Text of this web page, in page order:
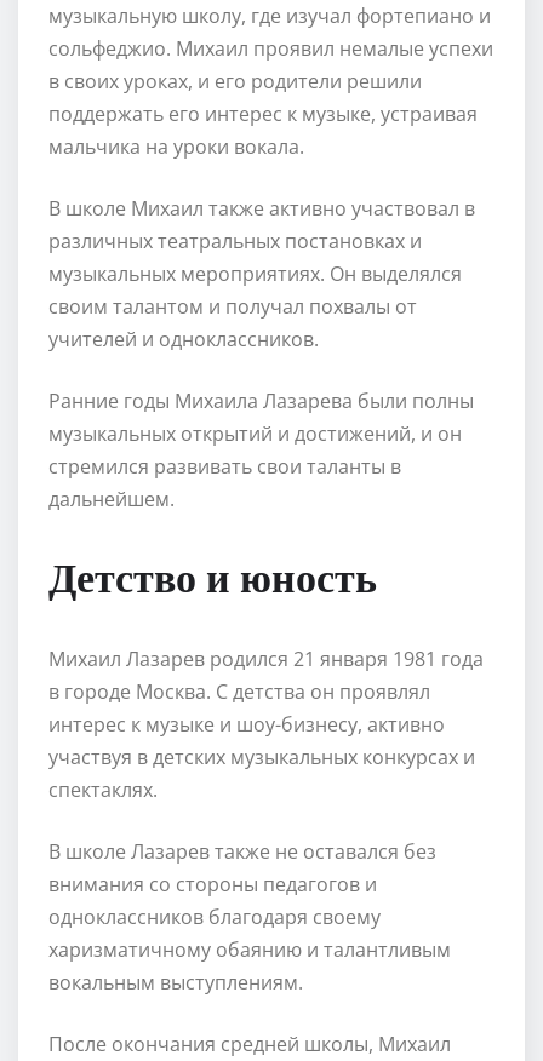
музыкальную школу, где изучал фортепиано и
сольфеджио. Михаил проявил немалые успехи
в своих уроках, и его родители решили
поддержать его интерес к музыке, устраивая
мальчика на уроки вокала.
В школе Михаил также активно участвовал в
различных театральных постановках и
музыкальных мероприятиях. Он выделялся
своим талантом и получал похвалы от
учителей и одноклассников.
Ранние годы Михаила Лазарева были полны
музыкальных открытий и достижений, и он
стремился развивать свои таланты в
дальнейшем.
Детство и юность
Михаил Лазарев родился 21 января 1981 года
в городе Москва. С детства он проявлял
интерес к музыке и шоу-бизнесу, активно
участвуя в детских музыкальных конкурсах и
спектаклях.
В школе Лазарев также не оставался без
внимания со стороны педагогов и
одноклассников благодаря своему
харизматичному обаянию и талантливым
вокальным выступлениям.
После окончания средней школы, Михаил